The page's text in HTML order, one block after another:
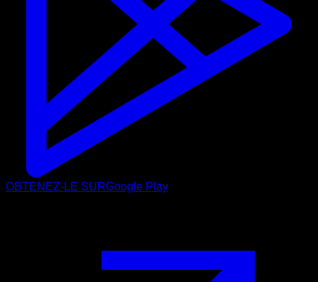
OBTENEZ-LE SURGoogle Play